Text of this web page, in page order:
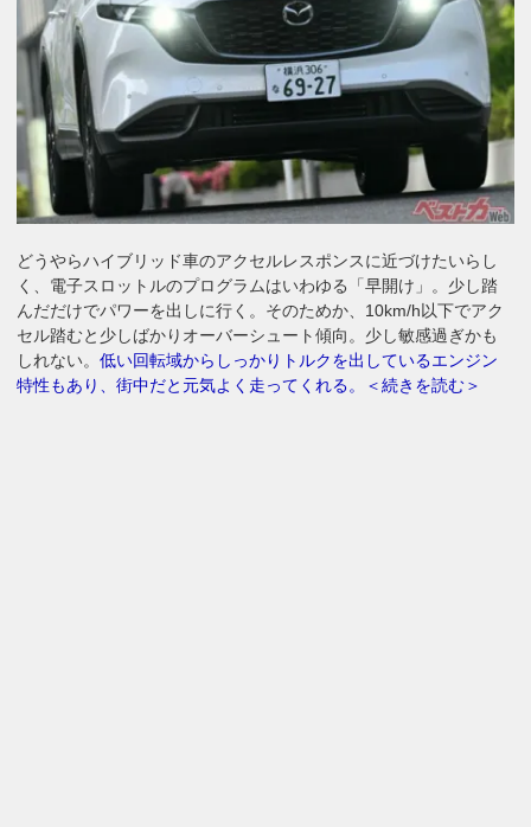
どうやらハイブリッド車のアクセルレスポンスに近づけたいらし
く、電子スロットルのプログラムはいわゆる「早開け」。少し踏
んだだけでパワーを出しに行く。そのためか、10km/h以下でアク
セル踏むと少しばかりオーバーシュート傾向。少し敏感過ぎかも
しれない。低い回転域からしっかりトルクを出しているエンジン
特性もあり、街中だと元気よく走ってくれる。＜続きを読む＞